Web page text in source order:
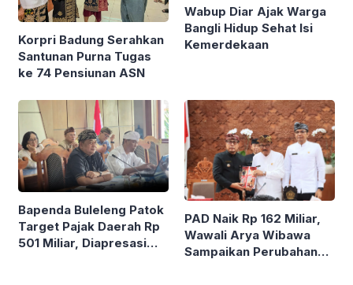
Korpri Badung Serahkan
Santunan Purna Tugas
ke 74 Pensiunan ASN
Wabup Diar Ajak Warga
Bangli Hidup Sehat Isi
Kemerdekaan
Bapenda Buleleng Patok
Target Pajak Daerah Rp
501 Miliar, Diapresasi
PAD Naik Rp 162 Miliar,
Wawali Arya Wibawa
Sampaikan Perubahan